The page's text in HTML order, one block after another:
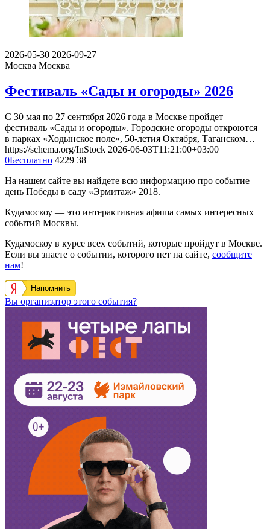
2026-05-30 2026-09-27
Москва Москва
Фестиваль «Сады и огороды» 2026
С 30 мая по 27 сентября 2026 года в Москве пройдет
фестиваль «Сады и огороды». Городские огороды откроются
в парках «Ходынское поле», 50-летия Октября, Таганском…
https://schema.org/InStock 2026-06-03T11:21:00+03:00
0Бесплатно 4229 38
На нашем сайте вы найдете всю информацию про событие
день Победы в саду «Эрмитаж» 2018.
Кудамоскоу — это интерактивная афиша самых интересных
событий Москвы.
Кудамоскоу в курсе всех событий, которые пройдут в Москве.
Если вы знаете о событии, которого нет на сайте, сообщите
нам!
Напомнить
Вы организатор этого события?